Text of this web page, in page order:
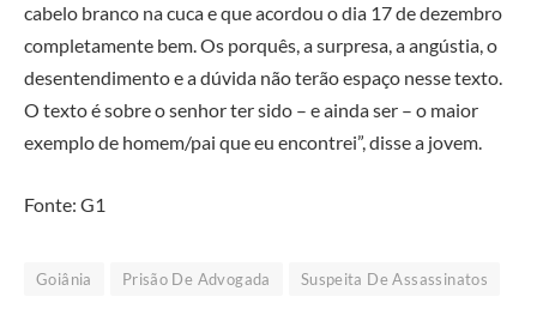
cabelo branco na cuca e que acordou o dia 17 de dezembro
completamente bem. Os porquês, a surpresa, a angústia, o
desentendimento e a dúvida não terão espaço nesse texto.
O texto é sobre o senhor ter sido – e ainda ser – o maior
exemplo de homem/pai que eu encontrei”, disse a jovem.
Fonte: G1
Goiânia Prisão De Advogada Suspeita De Assassinatos